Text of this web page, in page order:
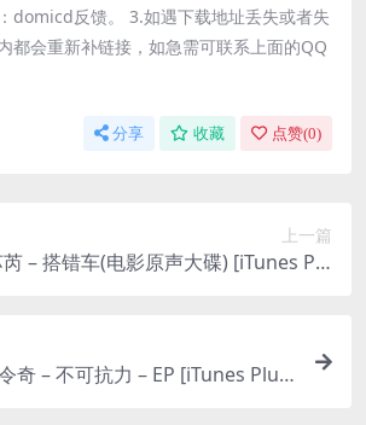
domicd反馈。 3.如遇下载地址丢失或者失
都会重新补链接，如急需可联系上面的QQ
分享 收藏 点赞(0)
上一篇
– 搭错车(电影原声大碟) [iTunes Plu
奇 – 不可抗力 – EP [iTunes Plus